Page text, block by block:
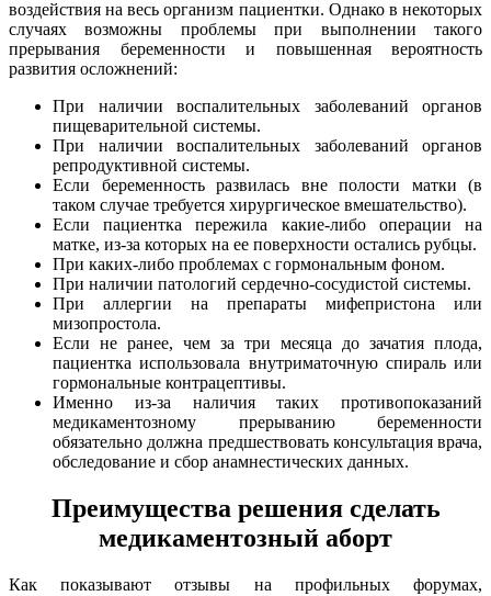
воздействия на весь организм пациентки. Однако в некоторых
случаях возможны проблемы при выполнении такого
прерывания беременности и повышенная вероятность
развития осложнений:
При наличии воспалительных заболеваний органов
пищеварительной системы.
При наличии воспалительных заболеваний органов
репродуктивной системы.
Если беременность развилась вне полости матки (в
таком случае требуется хирургическое вмешательство).
Если пациентка пережила какие-либо операции на
матке, из-за которых на ее поверхности остались рубцы.
При каких-либо проблемах с гормональным фоном.
При наличии патологий сердечно-сосудистой системы.
При аллергии на препараты мифепристона или
мизопростола.
Если не ранее, чем за три месяца до зачатия плода,
пациентка использовала внутриматочную спираль или
гормональные контрацептивы.
Именно из-за наличия таких противопоказаний
медикаментозному прерыванию беременности
обязательно должна предшествовать консультация врача,
обследование и сбор анамнестических данных.
Преимущества решения сделать
медикаментозный аборт
Как показывают отзывы на профильных форумах,